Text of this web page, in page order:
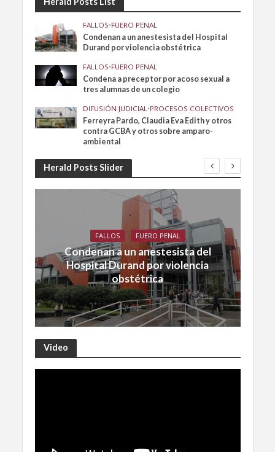
FALLOS•FUERO PENAL
Condenan a un anestesista del Hospital
Durand por violencia obstétrica
FALLOS•FUERO PENAL
Condena a preceptor por acoso sexual a
tres alumnas de un colegio
DIFUSIÓN JUDICIAL•PROCESOS COLECTIVOS
Ferreyra Pardo, Claudia Eva Edith y otros
contra GCBA y otros sobre amparo-
ambiental
Herald Posts Slider
FALLOS FUERO PENAL
Condenan a un anestesista del
Hospital Durand por violencia
obstétrica
Video